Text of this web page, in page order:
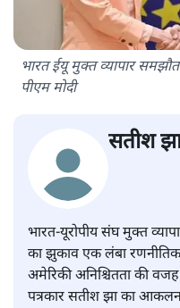
भारत ईयू मुक्त व्यापार
पीएम मोदी
सतीश
भारत-यूरोपीय संघ मुक्त
का झुकाव एक लंबा रणनीतिक
अमेरिकी अनिश्चितता की
पत्रकार सतीश झा का